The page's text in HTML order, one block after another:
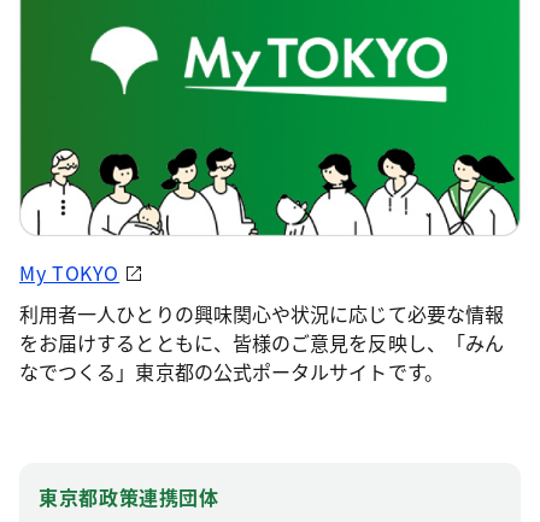
My TOKYO
利用者一人ひとりの興味関心や状況に応じて必要な情報
をお届けするとともに、皆様のご意見を反映し、「みん
なでつくる」東京都の公式ポータルサイトです。
東京都政策連携団体